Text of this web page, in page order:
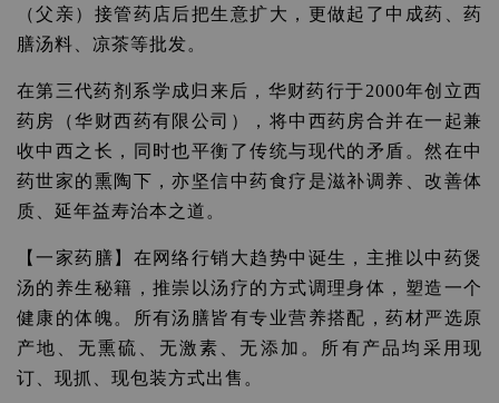
（父亲）接管药店后把生意扩大，更做起了中成药、药
膳汤料、凉茶等批发。
在第三代药剂系学成归来后，华财药行于2000年创立西
药房（华财西药有限公司），将中西药房合并在一起兼
收中西之长，同时也平衡了传统与现代的矛盾。然在中
药世家的熏陶下，亦坚信中药食疗是滋补调养、改善体
质、延年益寿治本之道。
【一家药膳】在网络行销大趋势中诞生，主推以中药煲
汤的养生秘籍，推崇以汤疗的方式调理身体，塑造一个
健康的体魄。所有汤膳皆有专业营养搭配，药材严选原
产地、无熏硫、无激素、无添加。所有产品均采用现
订、现抓、现包装方式出售。